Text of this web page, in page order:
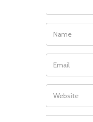
NAME
EMAIL
WEBSITE